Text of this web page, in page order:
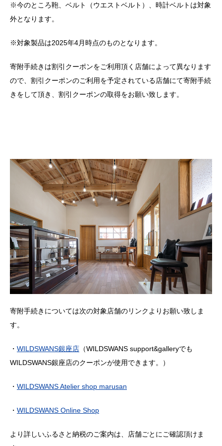
※今のところ鞄、ベルト（ウエストベルト）、時計ベルトは対象
外となります。
※対象製品は2025年4月時点のものとなります。
寄附手続きは割引クーポンをご利用頂く店舗によって異なります
ので、割引クーポンのご利用を予定されている店舗にて寄附手続
きをして頂き、割引クーポンの取得をお願い致します。
寄附手続きについては次の対象店舗のリンクよりお願い致しま
す。
・ WILDSWANS銀座店 （WILDSWANS support&galleryでも
WILDSWANS銀座店のクーポンが使用できます。）
・ WILDSWANS Atelier shop marusan
・ WILDSWANS Online Shop
より詳しいふるさと納税のご案内は、店舗ごとにご確認頂けま